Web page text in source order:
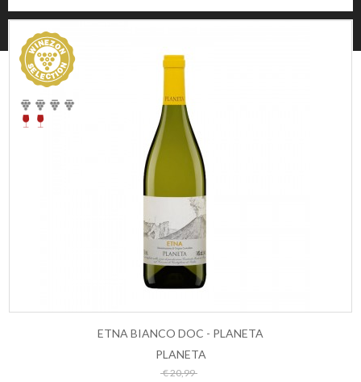
ESAURITO
ETNA BIANCO DOC - PLANETA
PLANETA
€ 20,99